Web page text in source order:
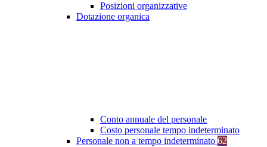
Posizioni organizzative
Dotazione organica
Conto annuale del personale
Costo personale tempo indeterminato
Personale non a tempo indeterminato 62